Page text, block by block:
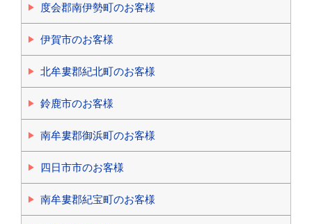
度会郡南伊勢町のお客様
伊賀市のお客様
北牟婁郡紀北町のお客様
鈴鹿市のお客様
南牟婁郡御浜町のお客様
四日市市のお客様
南牟婁郡紀宝町のお客様